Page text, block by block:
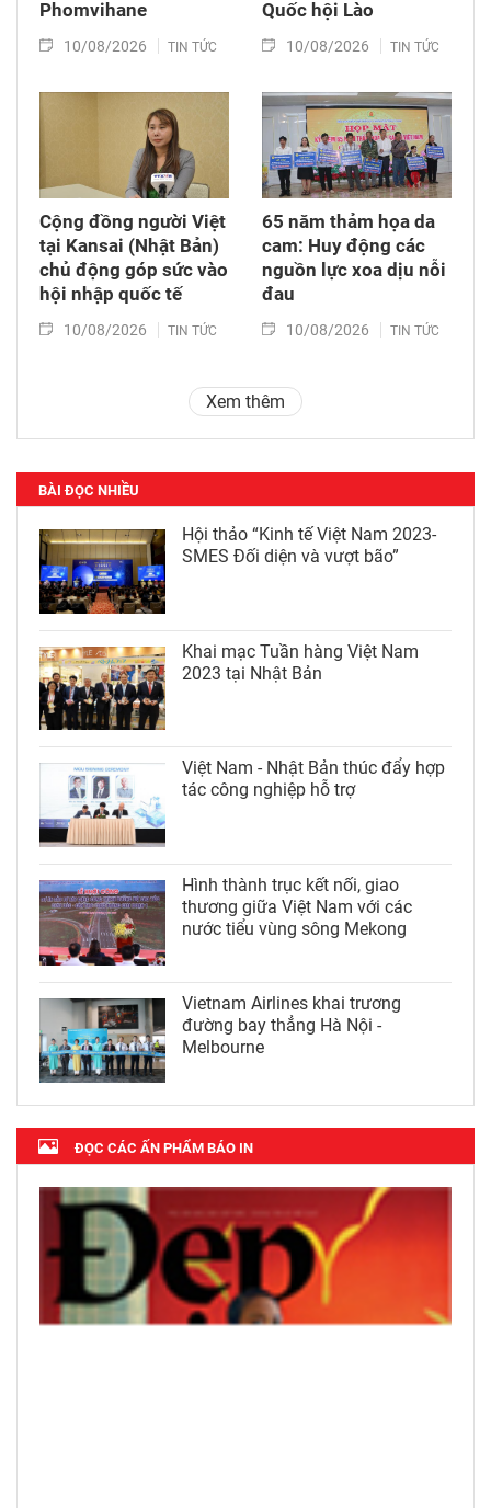
Phomvihane
10/08/2026 TIN TỨC
Quốc hội Lào
10/08/2026 TIN TỨC
Cộng đồng người Việt
tại Kansai (Nhật Bản)
chủ động góp sức vào
hội nhập quốc tế
10/08/2026 TIN TỨC
65 năm thảm họa da
cam: Huy động các
nguồn lực xoa dịu nỗi
đau
10/08/2026 TIN TỨC
Xem thêm
BÀI ĐỌC NHIỀU
Hội thảo “Kinh tế Việt Nam 2023-
SMES Đối diện và vượt bão”
Khai mạc Tuần hàng Việt Nam
2023 tại Nhật Bản
Việt Nam - Nhật Bản thúc đẩy hợp
tác công nghiệp hỗ trợ
Hình thành trục kết nối, giao
thương giữa Việt Nam với các
nước tiểu vùng sông Mekong
Vietnam Airlines khai trương
đường bay thẳng Hà Nội -
Melbourne
ĐỌC CÁC ẤN PHẨM BÁO IN